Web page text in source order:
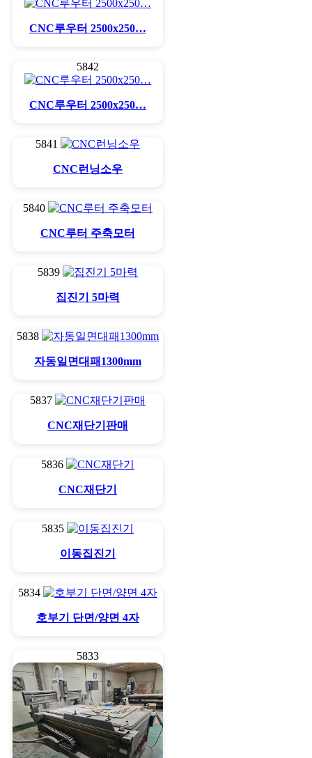
CNC루우터 2500x250…
5842
CNC루우터 2500x250…
5841
CNC런닝소우
5840
CNC루터 주축모터
5839
집진기 5마력
5838
자동일면대패1300mm
5837
CNC재단기판매
5836
CNC재단기
5835
이동집진기
5834
호부기 단면/양면 4자
5833